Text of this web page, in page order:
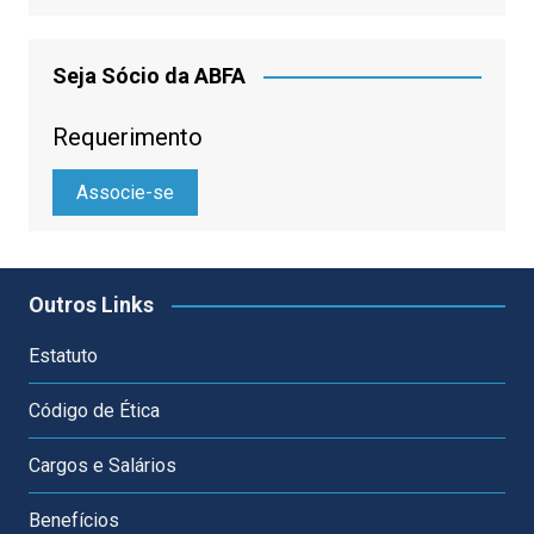
Seja Sócio da ABFA
Requerimento
Associe-se
Outros Links
Estatuto
Código de Ética
Cargos e Salários
Benefícios